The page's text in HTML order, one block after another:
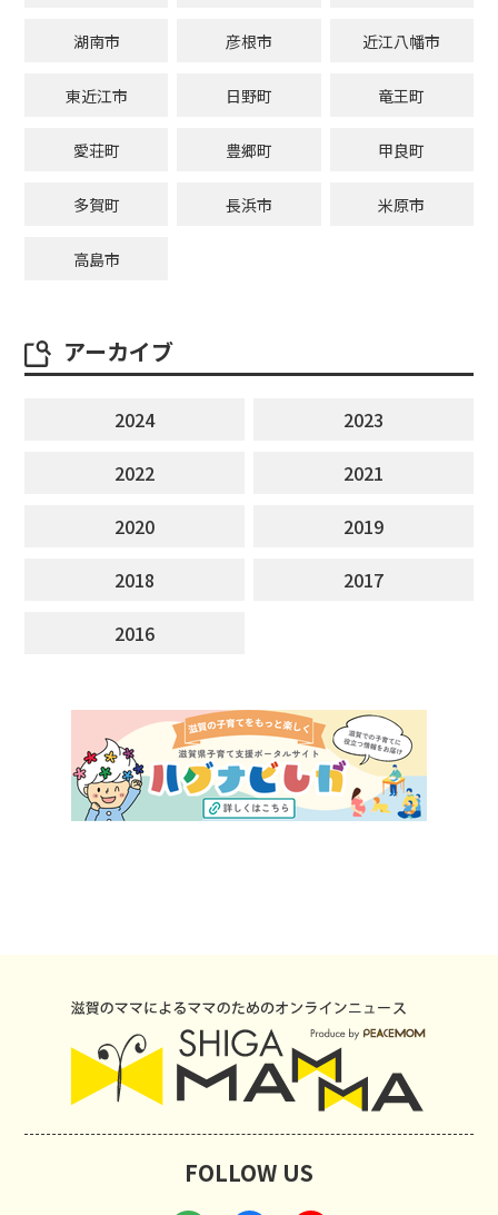
湖南市 彦根市 近江八幡市
東近江市 日野町 竜王町
愛荘町 豊郷町 甲良町
多賀町 長浜市 米原市
高島市
アーカイブ
2024
2023
2022
2021
2020
2019
2018
2017
2016
FOLLOW US